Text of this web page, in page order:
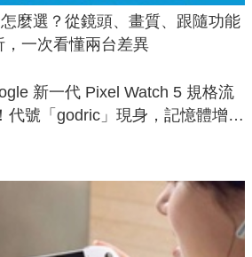
麼選？從鏡頭、畫質、跟隨功能
一次看懂兩台差異
新一代 Pixel Watch 5 規格流
代號「godric」現身，記憶體增強